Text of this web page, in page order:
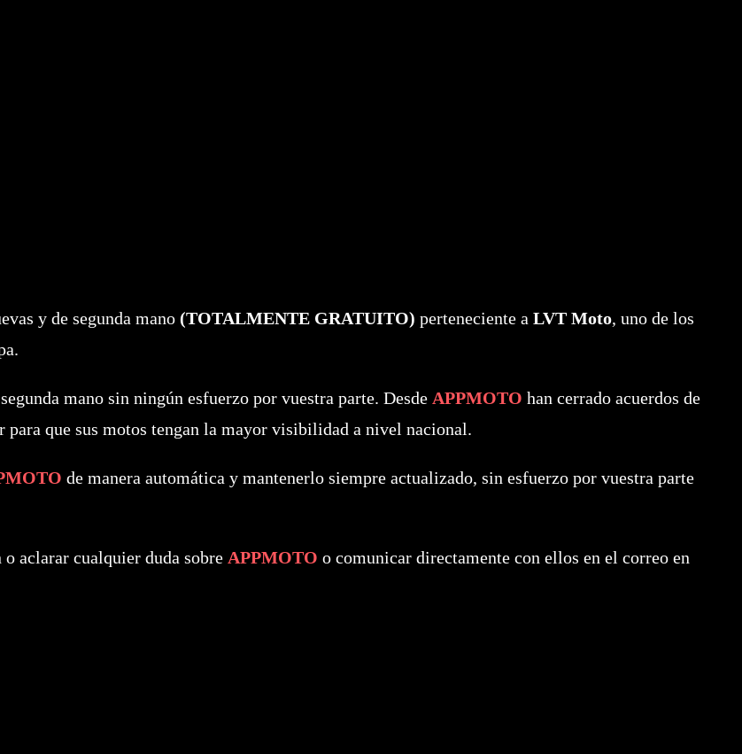
y de segunda mano (TOTALMENTE GRATUITO) perteneciente a LVT Moto, uno de los
mano sin ningún esfuerzo por vuestra parte. Desde APPMOTO han cerrado acuerdos de
que sus motos tengan la mayor visibilidad a nivel nacional.
de manera automática y mantenerlo siempre actualizado, sin esfuerzo por vuestra parte
aclarar cualquier duda sobre APPMOTO o comunicar directamente con ellos en el correo en